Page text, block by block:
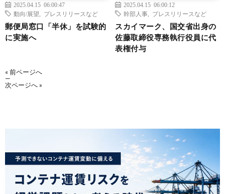
2025.04.15 06:00:47
動向/展望
プレスリリースなど
郵便局窓口「半休」を試験的
に実施へ
2025.04.15 06:00:12
幹部人事
プレスリリースなど
スカイマーク、国交省出身の
佐藤取締役専務執行役員に代
表権付与
« 前ページへ
—
次ページへ »